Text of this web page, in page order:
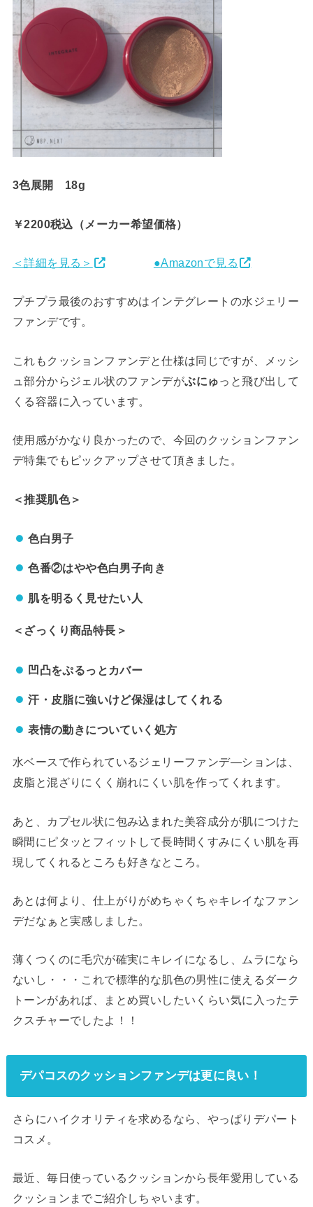
3色展開 18g
￥2200税込（メーカー希望価格）
＜詳細を見る＞ ●Amazonで見る
プチプラ最後のおすすめはインテグレートの水ジェリー
ファンデです。
これもクッションファンデと仕様は同じですが、メッシ
ュ部分からジェル状のファンデがぶにゅっと飛び出して
くる容器に入っています。
使用感がかなり良かったので、今回のクッションファン
デ特集でもピックアップさせて頂きました。
＜推奨肌色＞
色白男子
色番②はやや色白男子向き
肌を明るく見せたい人
＜ざっくり商品特長＞
凹凸をぷるっとカバー
汗・皮脂に強いけど保湿はしてくれる
表情の動きについていく処方
水ベースで作られているジェリーファンデ―ションは、
皮脂と混ざりにくく崩れにくい肌を作ってくれます。
あと、カプセル状に包み込まれた美容成分が肌につけた
瞬間にピタッとフィットして長時間くすみにくい肌を再
現してくれるところも好きなところ。
あとは何より、仕上がりがめちゃくちゃキレイなファン
デだなぁと実感しました。
薄くつくのに毛穴が確実にキレイになるし、ムラになら
ないし・・・これで標準的な肌色の男性に使えるダーク
トーンがあれば、まとめ買いしたいくらい気に入ったテ
クスチャーでしたよ！！
デパコスのクッションファンデは更に良い！
さらにハイクオリティを求めるなら、やっぱりデパート
コスメ。
最近、毎日使っているクッションから長年愛用している
クッションまでご紹介しちゃいます。